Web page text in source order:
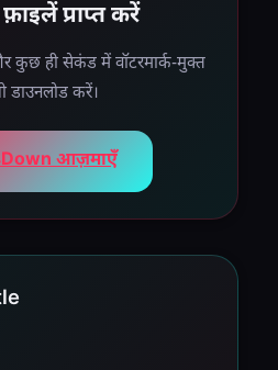
प्राप्त करें
कुछ ही सेकंड में वॉटरमार्क-मुक्त
डाउनलोड करें।
आज़माएँ